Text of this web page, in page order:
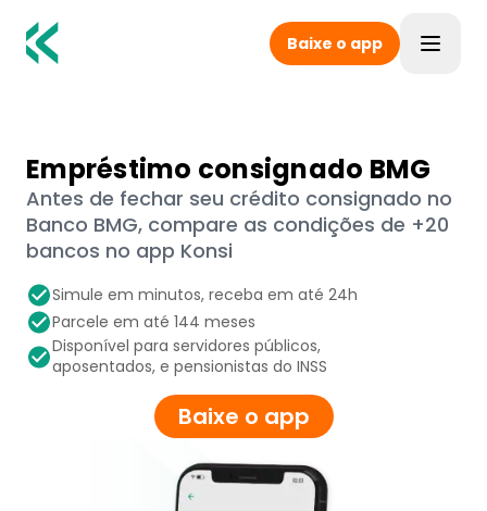
Baixe o app
Empréstimo consignado BMG
Antes de fechar seu crédito consignado no
Banco BMG, compare as condições de +20
bancos no app Konsi
Simule em minutos, receba em até 24h
Parcele em até 144 meses
Disponível para servidores públicos,
aposentados, e pensionistas do INSS
Baixe o app